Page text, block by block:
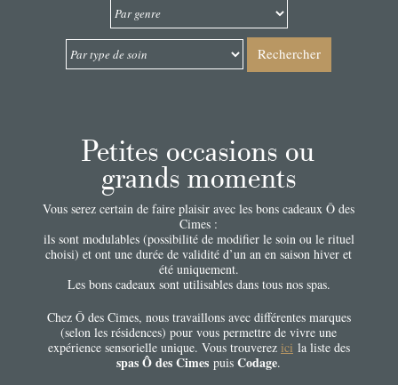
Rechercher
Petites occasions ou
grands moments
Vous serez certain de faire plaisir avec les bons cadeaux Ô des
Cimes :
ils sont modulables (possibilité de modifier le soin ou le rituel
choisi) et ont une durée de validité d’un an en saison hiver et
été uniquement.
Les bons cadeaux sont utilisables dans tous nos spas.
Chez Ô des Cimes, nous travaillons avec différentes marques
(selon les résidences) pour vous permettre de vivre une
expérience sensorielle unique. Vous trouverez ici la liste des
spas Ô des Cimes puisCodage.